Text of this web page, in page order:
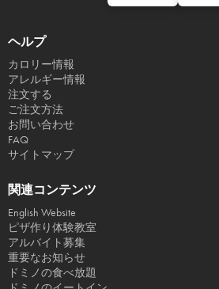
ヘルプ
カロリー情報
アレルギー情報
注文する
ご注文方法
お問い合わせ
FAQ
サイトマップ
関連コンテンツ
English Website
ピザ作り体験教室
アルバイト募集
重要なお知らせ
ドミノの食べ放題